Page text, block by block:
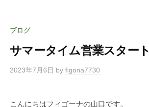
ブログ
サマータイム営業スタート
2023年7月6日 by figona7730
こんにちはフィゴーナの山口です。